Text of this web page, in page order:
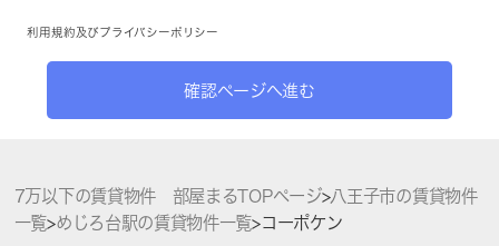
利用規約 及び プライバシーポリシー
確認ページへ進む
7万以下の賃貸物件 部屋まるTOPページ>八王子市の賃貸物件
一覧>めじろ台駅の賃貸物件一覧>コーポケン